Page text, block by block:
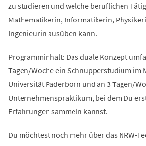
zu studieren und welche beruflichen
Mathematikerin, Informatikerin,
Ingenieurin ausüben kann.
Programminhalt: Das duale Konzept
Tagen/Woche ein Schnupperstudium im
Universität Paderborn und an 3 Tagen/
Unternehmenspraktikum, bei dem Du
Erfahrungen sammeln kannst.
Du möchtest noch mehr über das NRW-